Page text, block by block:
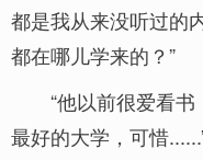
都是我从来没听过的
都在哪儿学来的？”
“他以前很爱看
最好的大学，可惜